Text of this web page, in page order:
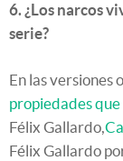
6. ¿Los narcos
serie?
En las versiones
propiedades
Félix Gallardo,
Félix Gallardo